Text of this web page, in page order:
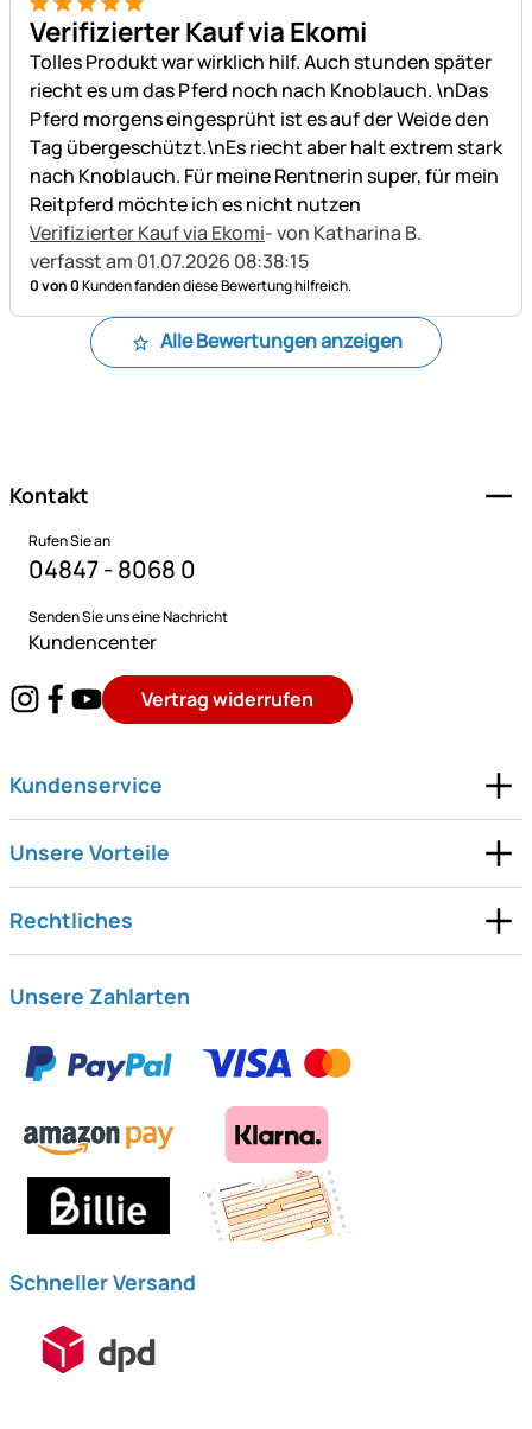
5 von 5
Verifizierter Kauf via Ekomi
Tolles Produkt war wirklich hilf. Auch stunden später
riecht es um das Pferd noch nach Knoblauch. \nDas
Pferd morgens eingesprüht ist es auf der Weide den
Tag übergeschützt.\nEs riecht aber halt extrem stark
nach Knoblauch. Für meine Rentnerin super, für mein
Reitpferd möchte ich es nicht nutzen
Verifizierter Kauf via Ekomi- von Katharina B.
verfasst am 01.07.2026 08:38:15
0 von 0Kunden fanden diese Bewertung hilfreich.
Alle Bewertungen anzeigen
Kontakt
Rufen Sie an
04847 - 8068 0
Senden Sie uns eine Nachricht
Kundencenter
Vertrag widerrufen
Kundenservice
Unsere Vorteile
Rechtliches
Unsere Zahlarten
Schneller Versand